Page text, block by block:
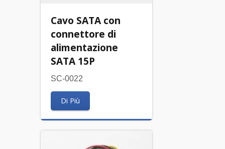
Cavo SATA con
connettore di
alimentazione
SATA 15P
SC-0022
Di Più